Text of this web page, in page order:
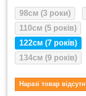
98см (3 роки)
110см (5 років)
122см (7 років)
134см (9 років)
Наразі товар